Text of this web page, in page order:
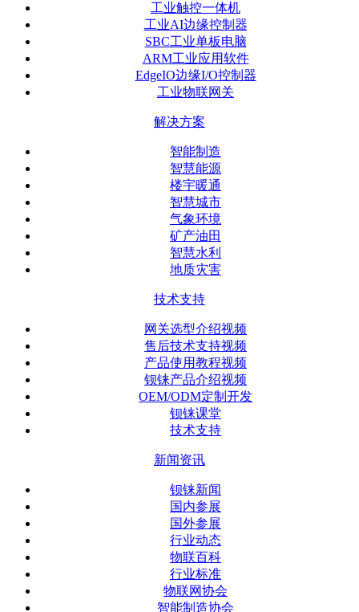
工业触控一体机
工业AI边缘控制器
SBC工业单板电脑
ARM工业应用软件
EdgeIO边缘I/O控制器
工业物联网关
解决方案
智能制造
智慧能源
楼宇暖通
智慧城市
气象环境
矿产油田
智慧水利
地质灾害
技术支持
网关选型介绍视频
售后技术支持视频
产品使用教程视频
钡铼产品介绍视频
OEM/ODM定制开发
钡铼课堂
技术支持
新闻资讯
钡铼新闻
国内参展
国外参展
行业动态
物联百科
行业标准
物联网协会
智能制造协会